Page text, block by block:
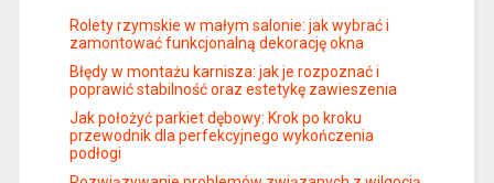
Rolety rzymskie w małym salonie: jak wybrać i
zamontować funkcjonalną dekorację okna
Błędy w montażu karnisza: jak je rozpoznać i
poprawić stabilność oraz estetykę zawieszenia
Jak położyć parkiet dębowy: Krok po kroku
przewodnik dla perfekcyjnego wykończenia
podłogi